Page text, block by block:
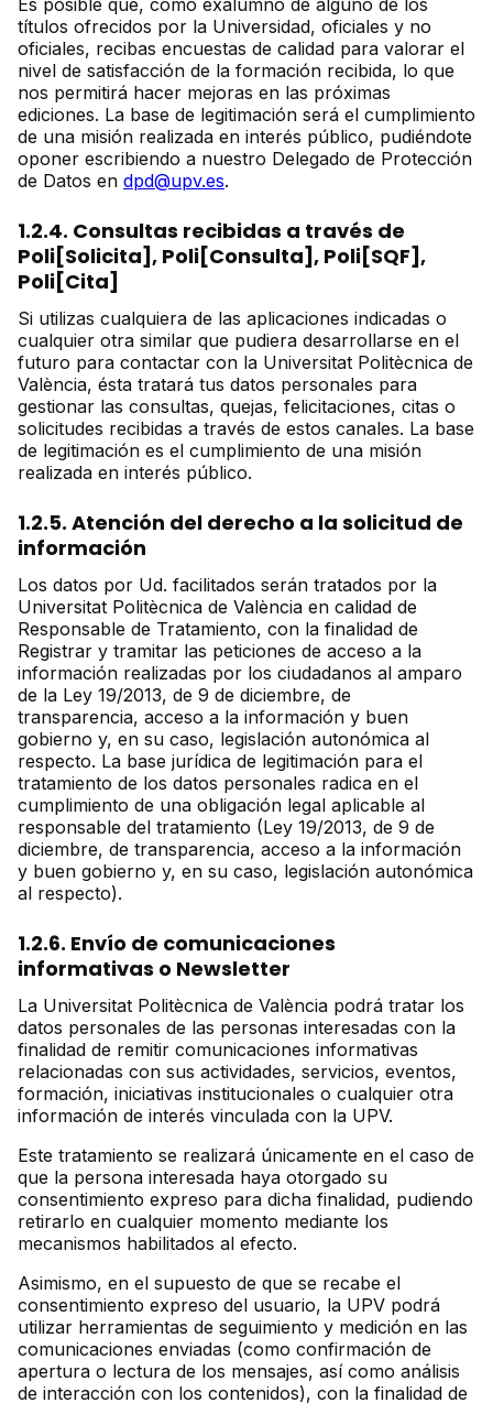
Es posible que, como exalumno de alguno de los
títulos ofrecidos por la Universidad, oficiales y no
oficiales, recibas encuestas de calidad para valorar el
nivel de satisfacción de la formación recibida, lo que
nos permitirá hacer mejoras en las próximas
ediciones. La base de legitimación será el cumplimiento
de una misión realizada en interés público, pudiéndote
oponer escribiendo a nuestro Delegado de Protección
de Datos en dpd@upv.es.
1.2.4. Consultas recibidas a través de
Poli[Solicita], Poli[Consulta], Poli[SQF],
Poli[Cita]
Si utilizas cualquiera de las aplicaciones indicadas o
cualquier otra similar que pudiera desarrollarse en el
futuro para contactar con la Universitat Politècnica de
València, ésta tratará tus datos personales para
gestionar las consultas, quejas, felicitaciones, citas o
solicitudes recibidas a través de estos canales. La base
de legitimación es el cumplimiento de una misión
realizada en interés público.
1.2.5. Atención del derecho a la solicitud de
información
Los datos por Ud. facilitados serán tratados por la
Universitat Politècnica de València en calidad de
Responsable de Tratamiento, con la finalidad de
Registrar y tramitar las peticiones de acceso a la
información realizadas por los ciudadanos al amparo
de la Ley 19/2013, de 9 de diciembre, de
transparencia, acceso a la información y buen
gobierno y, en su caso, legislación autonómica al
respecto. La base jurídica de legitimación para el
tratamiento de los datos personales radica en el
cumplimiento de una obligación legal aplicable al
responsable del tratamiento (Ley 19/2013, de 9 de
diciembre, de transparencia, acceso a la información
y buen gobierno y, en su caso, legislación autonómica
al respecto).
1.2.6. Envío de comunicaciones
informativas o Newsletter
La Universitat Politècnica de València podrá tratar los
datos personales de las personas interesadas con la
finalidad de remitir comunicaciones informativas
relacionadas con sus actividades, servicios, eventos,
formación, iniciativas institucionales o cualquier otra
información de interés vinculada con la UPV.
Este tratamiento se realizará únicamente en el caso de
que la persona interesada haya otorgado su
consentimiento expreso para dicha finalidad, pudiendo
retirarlo en cualquier momento mediante los
mecanismos habilitados al efecto.
Asimismo, en el supuesto de que se recabe el
consentimiento expreso del usuario, la UPV podrá
utilizar herramientas de seguimiento y medición en las
comunicaciones enviadas (como confirmación de
apertura o lectura de los mensajes, así como análisis
de interacción con los contenidos), con la finalidad de